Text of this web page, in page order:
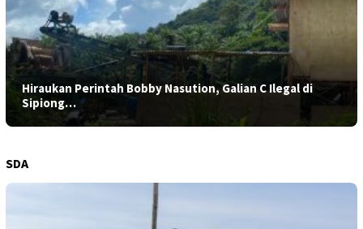
Hiraukan Perintah Bobby Nasution, Galian C Ilegal di
Sipiong…
SDA